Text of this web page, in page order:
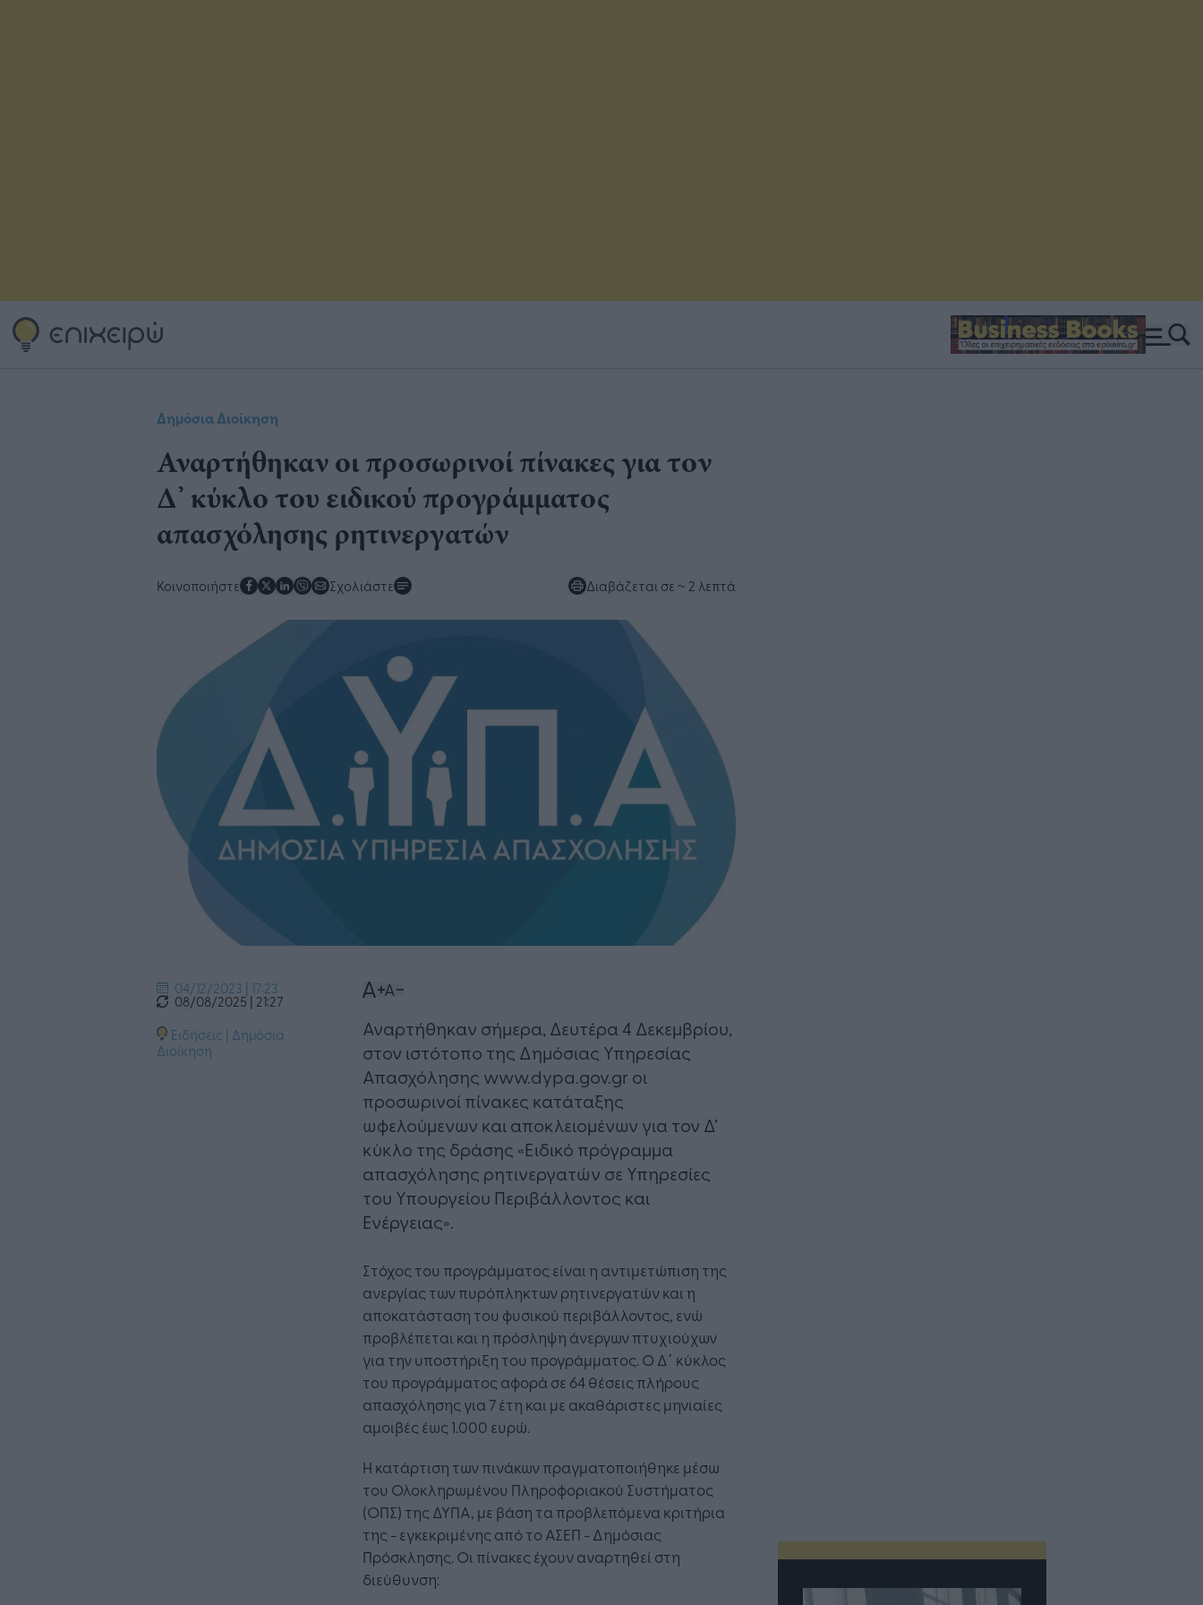
Δημόσια Διοίκηση
Αναρτήθηκαν οι προσωρινοί πίνακες για τον
Δ’ κύκλο του ειδικού προγράμματος
απασχόλησης ρητινεργατών
Κοινοποιήστε Σχολιάστε Διαβάζεται σε ~ 2 λεπτά
04/12/2023 | 17:23
08/08/2025 | 21:27
Ειδήσεις | Δημόσια
Διοίκηση
Αναρτήθηκαν σήμερα, Δευτέρα 4 Δεκεμβρίου,
στον ιστότοπο της Δημόσιας Υπηρεσίας
Απασχόλησης www.dypa.gov.gr οι
προσωρινοί πίνακες κατάταξης
ωφελούμενων και αποκλειομένων για τον Δ’
κύκλο της δράσης «Ειδικό πρόγραμμα
απασχόλησης ρητινεργατών σε Υπηρεσίες
του Υπουργείου Περιβάλλοντος και
Ενέργειας».
Στόχος του προγράμματος είναι η αντιμετώπιση της
ανεργίας των πυρόπληκτων ρητινεργατών και η
αποκατάσταση του φυσικού περιβάλλοντος, ενώ
προβλέπεται και η πρόσληψη άνεργων πτυχιούχων
για την υποστήριξη του προγράμματος. Ο Δ΄ κύκλος
του προγράμματος αφορά σε 64 θέσεις πλήρους
απασχόλησης για 7 έτη και με ακαθάριστες μηνιαίες
αμοιβές έως 1.000 ευρώ.
Η κατάρτιση των πινάκων πραγματοποιήθηκε μέσω
του Ολοκληρωμένου Πληροφοριακού Συστήματος
(ΟΠΣ) της ΔΥΠΑ, με βάση τα προβλεπόμενα κριτήρια
της - εγκεκριμένης από το ΑΣΕΠ - Δημόσιας
Πρόσκλησης. Οι πίνακες έχουν αναρτηθεί στη
διεύθυνση: